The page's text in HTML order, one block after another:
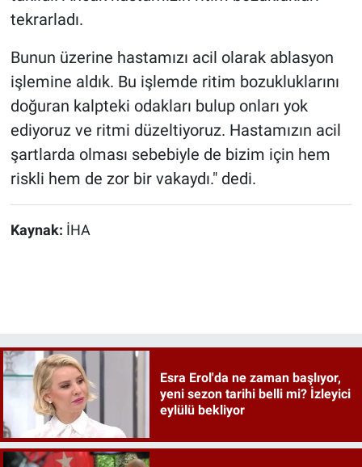
tekrarladı.
Bunun üzerine hastamızı acil olarak ablasyon
işlemine aldık. Bu işlemde ritim bozukluklarını
doğuran kalpteki odakları bulup onları yok
ediyoruz ve ritmi düzeltiyoruz. Hastamızın acil
şartlarda olması sebebiyle de bizim için hem
riskli hem de zor bir vakaydı." dedi.
Kaynak: İHA
Esra Erol'da ne zaman başlıyor,
yeni sezon tarihi belli mi? İzleyici
eylülü bekliyor